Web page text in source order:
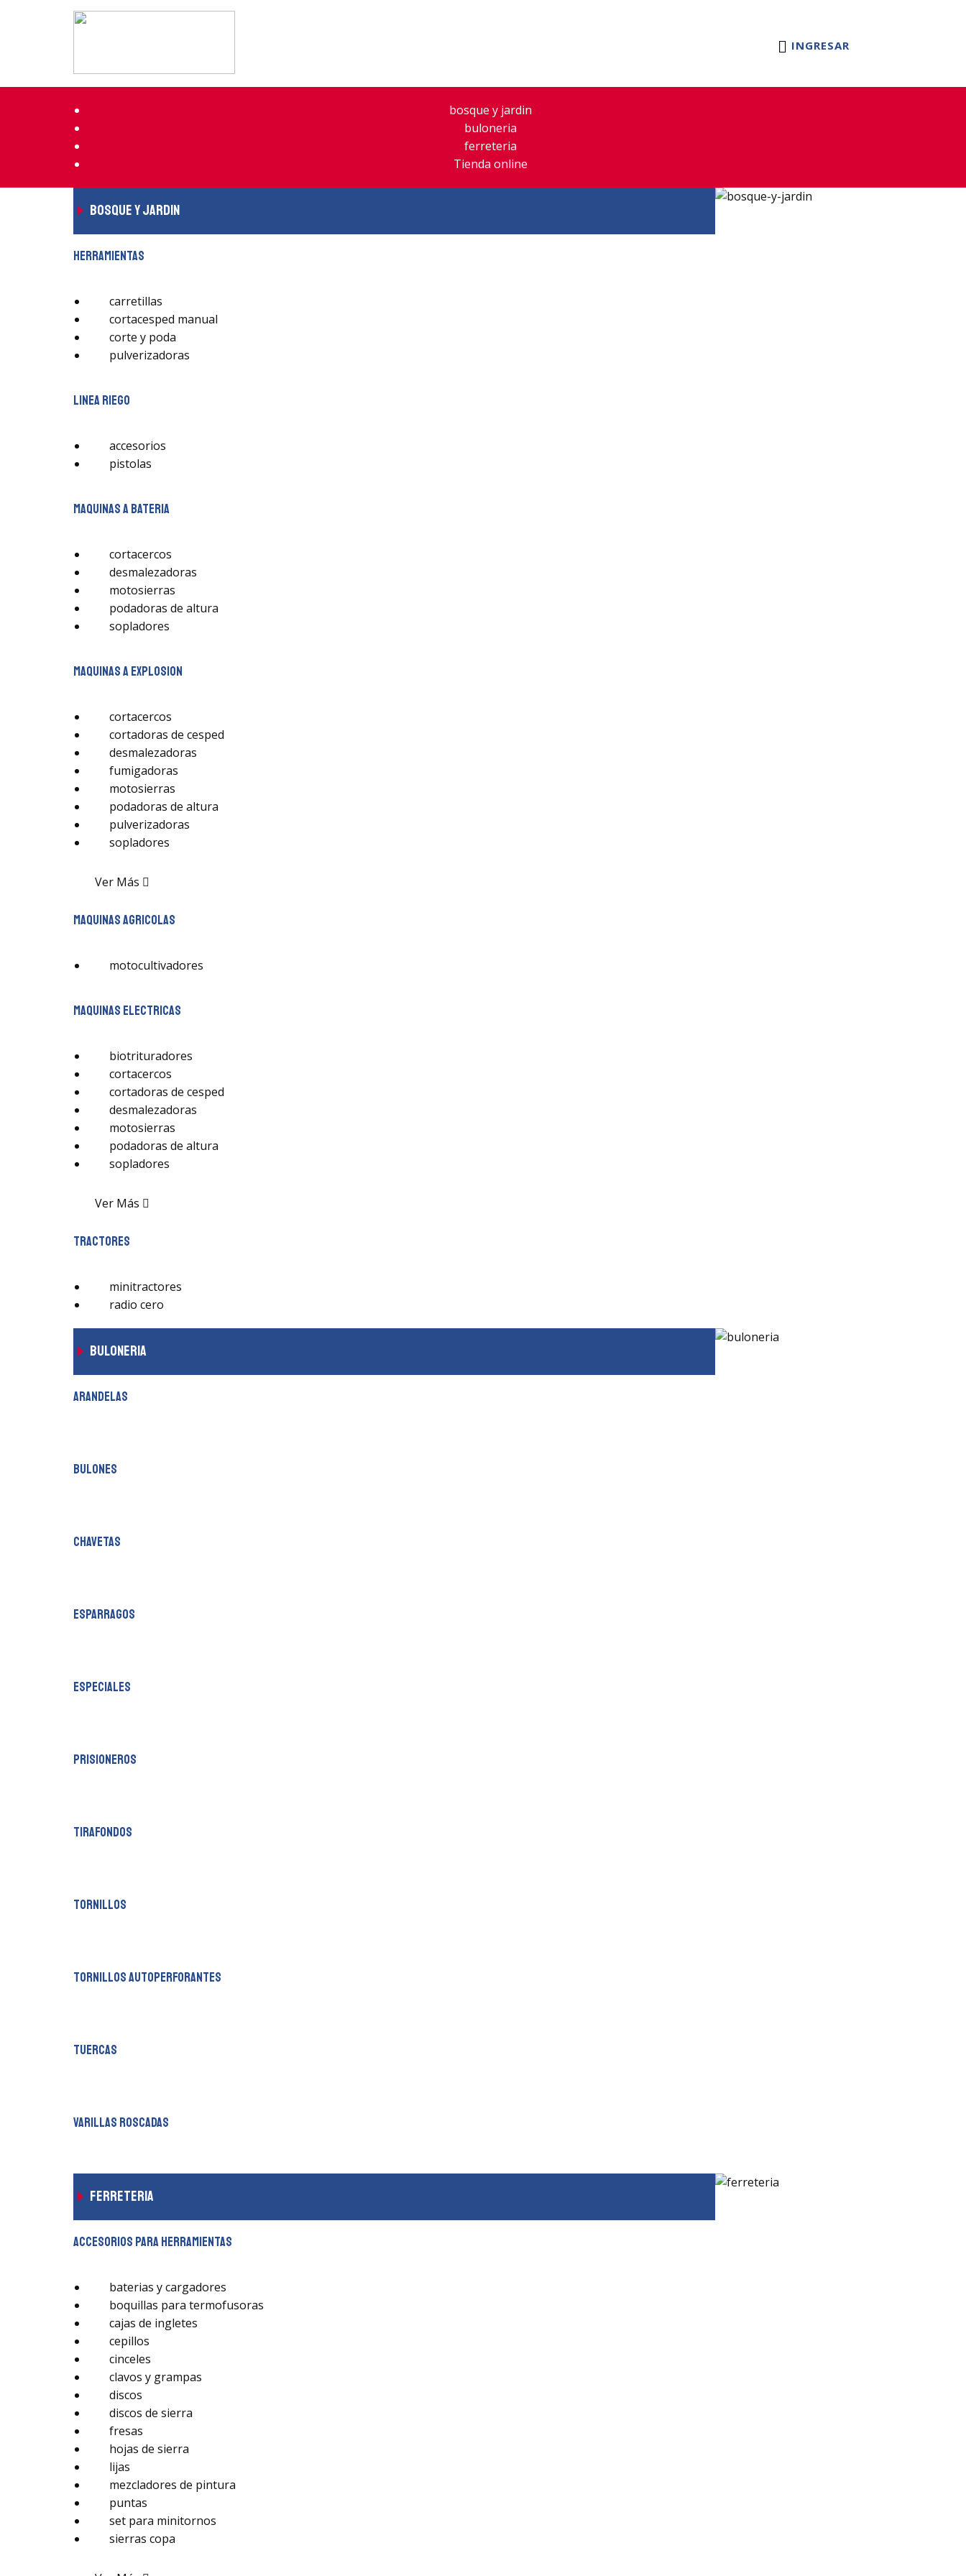
Servicio Tecnico Contacto
INGRESAR
bosque y jardin
buloneria
ferreteria
Tienda online
bosque y jardin
herramientas
carretillas
cortacesped manual
corte y poda
pulverizadoras
linea riego
accesorios
pistolas
maquinas a bateria
cortacercos
desmalezadoras
motosierras
podadoras de altura
sopladores
maquinas a explosion
cortacercos
cortadoras de cesped
desmalezadoras
fumigadoras
motosierras
podadoras de altura
pulverizadoras
sopladores
Ver Más
maquinas agricolas
motocultivadores
maquinas electricas
biotrituradores
cortacercos
cortadoras de cesped
desmalezadoras
motosierras
podadoras de altura
sopladores
Ver Más
tractores
minitractores
radio cero
buloneria
arandelas
bulones
chavetas
esparragos
especiales
prisioneros
tirafondos
tornillos
tornillos autoperforantes
tuercas
varillas roscadas
ferreteria
accesorios para herramientas
baterias y cargadores
boquillas para termofusoras
cajas de ingletes
cepillos
cinceles
clavos y grampas
discos
discos de sierra
fresas
hojas de sierra
lijas
mezcladores de pintura
puntas
set para minitornos
sierras copa